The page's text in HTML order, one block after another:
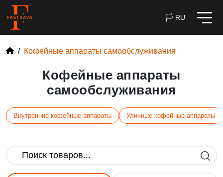
🏳 RU
Кофейные аппараты самообслуживания
Кофейные аппараты
самообслуживания
Внутренние кофейные аппараты Уличные кофейные аппараты